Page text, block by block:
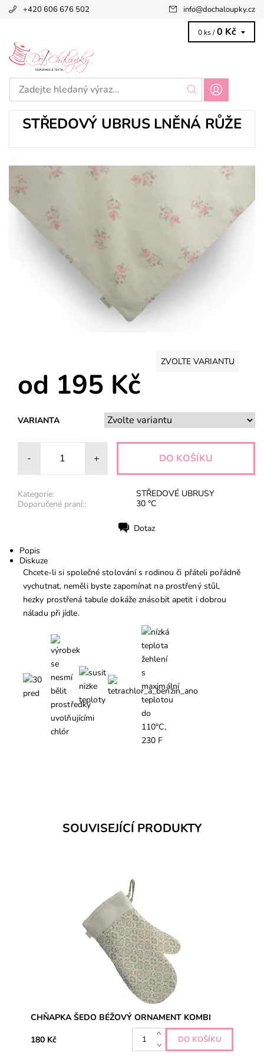
+420 606 676 502 info@dochaloupky.cz
0 ks / 0 Kč
STŘEDOVÝ UBRUS LNĚNÁ RŮŽE
ZVOLTE VARIANTU
od 195 Kč
VARIANTA
- +
Kategorie:
STŘEDOVÉ UBRUSY
Doporučené praní::
30 °C
Dotaz
Popis
Diskuze
Chcete-li si společné stolování s rodinou či přáteli pořádně
vychutnat, neměli byste zapomínat na prostřený stůl,
hezky prostřená tabule dokáže znásobit apetit i dobrou
náladu při jídle.
SOUVISEJÍCÍ PRODUKTY
CHŇAPKA ŠEDO BÉŽOVÝ ORNAMENT KOMBI
180 Kč